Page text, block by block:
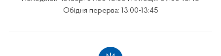
Обідня перерва: 13:00-13:45